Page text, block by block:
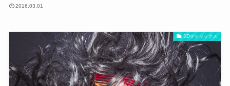
2016.03.01
3Dマトリックス